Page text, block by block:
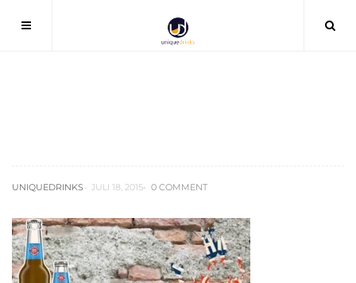
UNIQUEDRINKS JULI 18, 2015 0 COMMENT